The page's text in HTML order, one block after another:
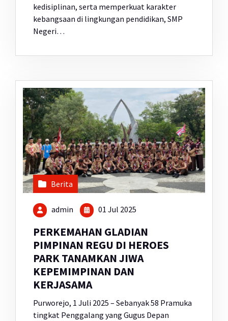
kedisiplinan, serta memperkuat karakter
kebangsaan di lingkungan pendidikan, SMP
Negeri…
Berita
admin 01 Jul 2025
PERKEMAHAN GLADIAN
PIMPINAN REGU DI HEROES
PARK TANAMKAN JIWA
KEPEMIMPINAN DAN
KERJASAMA
Purworejo, 1 Juli 2025 – Sebanyak 58 Pramuka
tingkat Penggalang yang Gugus Depan